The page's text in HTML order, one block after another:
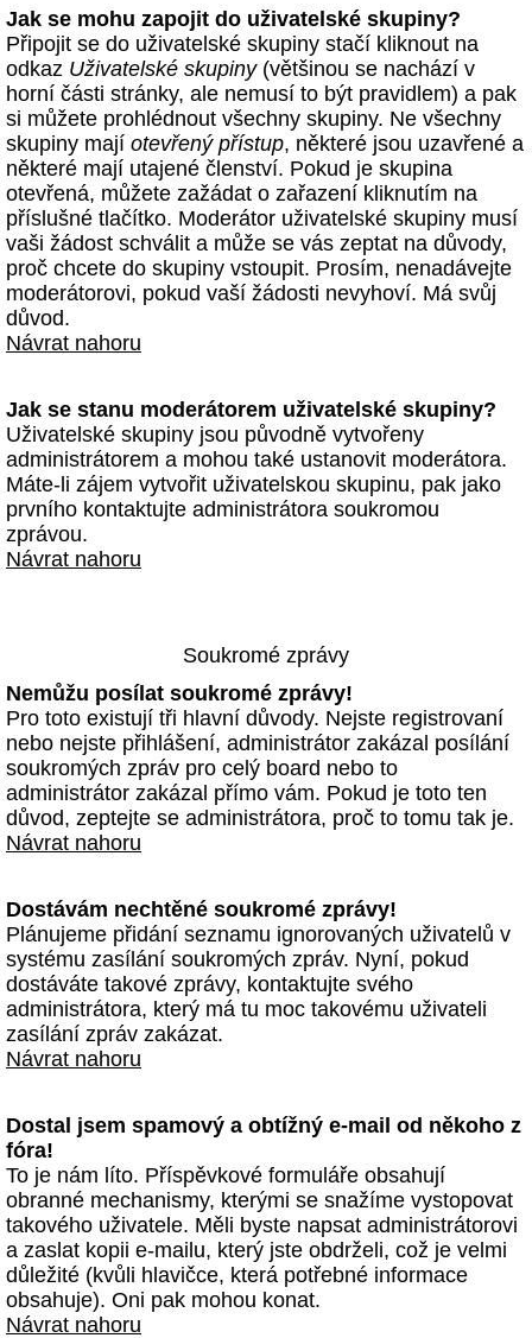
Jak se mohu zapojit do uživatelské skupiny?
Připojit se do uživatelské skupiny stačí kliknout na
odkaz Uživatelské skupiny(většinou se nachází v
horní části stránky, ale nemusí to být pravidlem) a pak
si můžete prohlédnout všechny skupiny. Ne všechny
skupiny mají otevřený přístup, některé jsou uzavřené a
některé mají utajené členství. Pokud je skupina
otevřená, můžete zažádat o zařazení kliknutím na
příslušné tlačítko. Moderátor uživatelské skupiny musí
vaši žádost schválit a může se vás zeptat na důvody,
proč chcete do skupiny vstoupit. Prosím, nenadávejte
moderátorovi, pokud vaší žádosti nevyhoví. Má svůj
důvod.
Návrat nahoru
Jak se stanu moderátorem uživatelské skupiny?
Uživatelské skupiny jsou původně vytvořeny
administrátorem a mohou také ustanovit moderátora.
Máte-li zájem vytvořit uživatelskou skupinu, pak jako
prvního kontaktujte administrátora soukromou
zprávou.
Návrat nahoru
Soukromé zprávy
Nemůžu posílat soukromé zprávy!
Pro toto existují tři hlavní důvody. Nejste registrovaní
nebo nejste přihlášení, administrátor zakázal posílání
soukromých zpráv pro celý board nebo to
administrátor zakázal přímo vám. Pokud je toto ten
důvod, zeptejte se administrátora, proč to tomu tak je.
Návrat nahoru
Dostávám nechtěné soukromé zprávy!
Plánujeme přidání seznamu ignorovaných uživatelů v
systému zasílání soukromých zpráv. Nyní, pokud
dostáváte takové zprávy, kontaktujte svého
administrátora, který má tu moc takovému uživateli
zasílání zpráv zakázat.
Návrat nahoru
Dostal jsem spamový a obtížný e-mail od někoho z
fóra!
To je nám líto. Příspěvkové formuláře obsahují
obranné mechanismy, kterými se snažíme vystopovat
takového uživatele. Měli byste napsat administrátorovi
a zaslat kopii e-mailu, který jste obdrželi, což je velmi
důležité (kvůli hlavičce, která potřebné informace
obsahuje). Oni pak mohou konat.
Návrat nahoru